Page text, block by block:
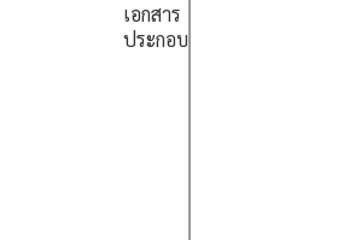
เอกสาร
ประกอบ